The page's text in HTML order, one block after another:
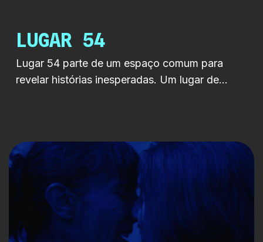
LUGAR 54
Lugar 54 parte de um espaço comum para
revelar histórias inesperadas. Um lugar de
série apresenta cinco histórias, cinco géneros e
cinco universos, todos ligados pelo mesmo
espaço físico. Um lugar onde as personagens